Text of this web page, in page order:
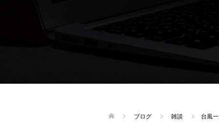
ブログ 雑談 台風